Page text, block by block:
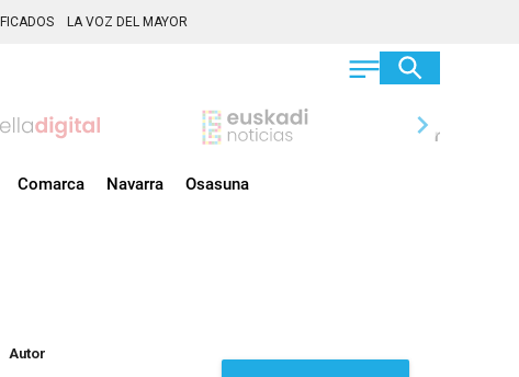
LA VOZ DEL MAYOR
chevron_right
Comarca Navarra Osasuna
Autor